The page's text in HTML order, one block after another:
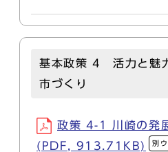
基本政策 4 活力と魅
市づくり
政策 4-1 川崎の発
(PDF, 913.71KB)
別